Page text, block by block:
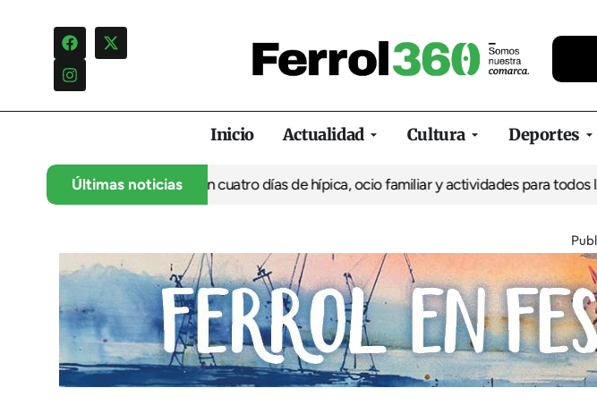
Inicio Actualidad Cultura Deportes
Últimas noticias
su 35º aniversario con cuatro días de hípica, ocio familiar y actividades para todos los